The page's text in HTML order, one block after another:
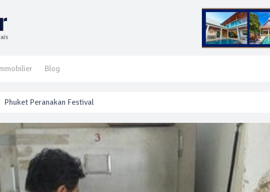
Blog
Phuket Peranakan Festival
‘Phuket Eye’ assurera la sécurité pendant Songkran
Phuket augmente les prix des bateaux vers Koh Phi Phi et des excursions en mer
Campagne de sécurité routière ‘Seven Days of Danger’ de Songkran
Un touriste français blessé en se faisant arracher son collier en or